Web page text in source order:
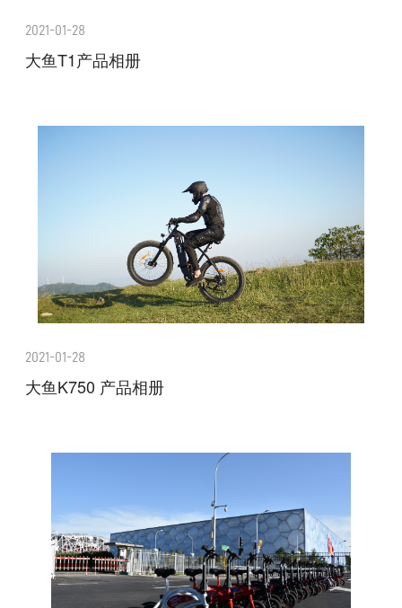
2021-01-28
大鱼T1产品相册
2021-01-28
大鱼K750 产品相册